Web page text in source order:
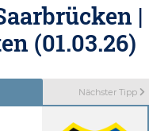
|
(01.03.26)
Nächster Tipp